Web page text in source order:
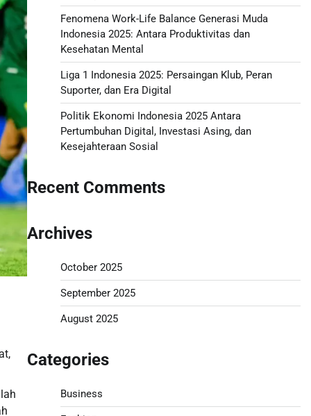
Fenomena Work-Life Balance Generasi Muda
Indonesia 2025: Antara Produktivitas dan
Kesehatan Mental
Liga 1 Indonesia 2025: Persaingan Klub, Peran
Suporter, dan Era Digital
Politik Ekonomi Indonesia 2025 Antara
Pertumbuhan Digital, Investasi Asing, dan
Kesejahteraan Sosial
Recent Comments
Archives
October 2025
September 2025
August 2025
Categories
Business